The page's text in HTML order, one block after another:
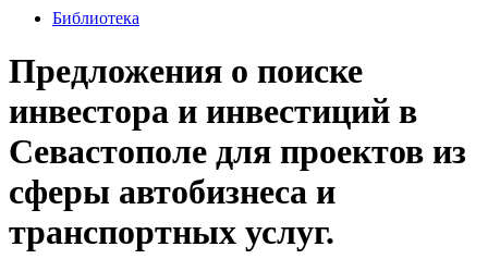
Библиотека
Предложения о поиске
инвестора и инвестиций в
Севастополе для проектов из
сферы автобизнеса и
транспортных услуг.